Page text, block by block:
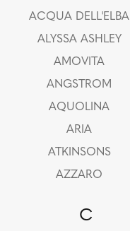
ACQUA DELL'ELBA
ALYSSA ASHLEY
AMOVITA
ANGSTROM
AQUOLINA
ARIA
ATKINSONS
AZZARO
C